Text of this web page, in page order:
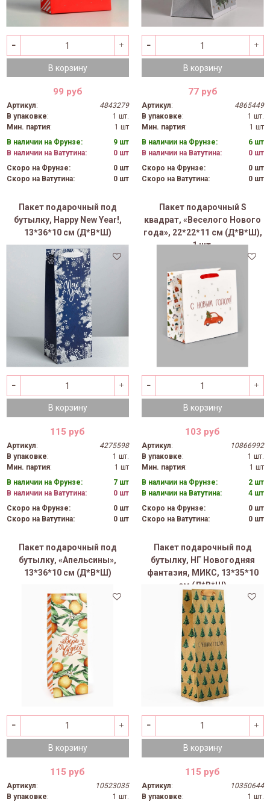
В корзину
99 руб
Артикул:
4843279
В упаковке:
1 шт.
Мин. партия:
1 шт
В наличии на Фрунзе:
9 шт
В наличии на Ватутина:
0 шт
Скоро на Фрунзе:
0 шт
Скоро на Ватутина:
0 шт
В корзину
77 руб
Артикул:
4865449
В упаковке:
1 шт.
Мин. партия:
1 шт
В наличии на Фрунзе:
6 шт
В наличии на Ватутина:
0 шт
Скоро на Фрунзе:
0 шт
Скоро на Ватутина:
0 шт
Пакет подарочный под
бутылку, Happy New Year!,
13*36*10 см (Д*В*Ш)
В корзину
115 руб
Артикул:
4275598
В упаковке:
1 шт.
Мин. партия:
1 шт
В наличии на Фрунзе:
7 шт
В наличии на Ватутина:
0 шт
Скоро на Фрунзе:
0 шт
Скоро на Ватутина:
0 шт
Пакет подарочный S
квадрат, «Веселого Нового
года», 22*22*11 см (Д*В*Ш),
1 шт.
В корзину
103 руб
Артикул:
10866992
В упаковке:
1 шт.
Мин. партия:
1 шт
В наличии на Фрунзе:
2 шт
В наличии на Ватутина:
4 шт
Скоро на Фрунзе:
0 шт
Скоро на Ватутина:
0 шт
Пакет подарочный под
бутылку, «Апельсины»,
13*36*10 см (Д*В*Ш)
В корзину
115 руб
Артикул:
10523035
В упаковке:
1 шт.
Пакет подарочный под
бутылку, НГ Новогодняя
фантазия, МИКС, 13*35*10
см (Д*В*Ш)
В корзину
115 руб
Артикул:
10350644
В упаковке:
1 шт.